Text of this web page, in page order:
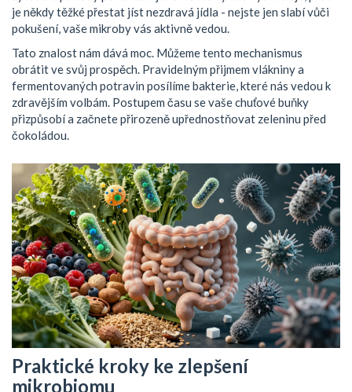
je někdy těžké přestat jíst nezdravá jídla - nejste jen slabí vůči
pokušení, vaše mikroby vás aktivně vedou.
Tato znalost nám dává moc. Můžeme tento mechanismus
obrátit ve svůj prospěch. Pravidelným přijmem vlákniny a
fermentovaných potravin posílíme bakterie, které nás vedou k
zdravějším volbám. Postupem času se vaše chuťové buňky
přizpůsobí a začnete přirozeně upřednostňovat zeleninu před
čokoládou.
Praktické kroky ke zlepšení
mikrobiomu